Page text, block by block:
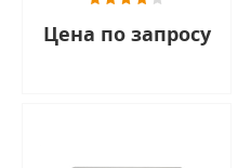
Цена по запросу